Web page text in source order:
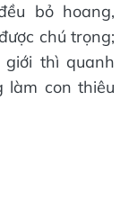
bỏ hoang,
chú trọng;
thì quanh
làm con thiêu